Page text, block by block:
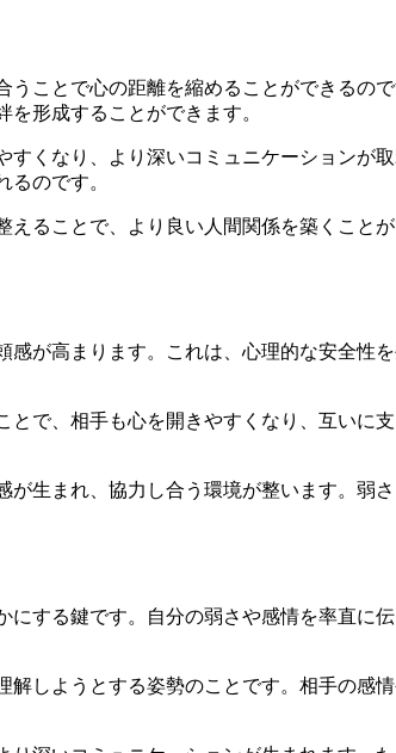
ことで心の距離を縮めることができるの
形成することができます。
くなり、より深いコミュニケーションが
のです。
ることで、より良い人間関係を築くこと
が高まります。これは、心理的な安全性
で、相手も心を開きやすくなり、互いに
生まれ、協力し合う環境が整います。弱
する鍵です。自分の弱さや感情を率直に
しようとする姿勢のことです。相手の感